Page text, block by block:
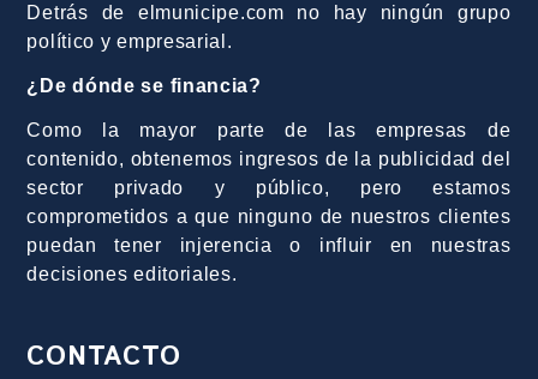
Detrás de elmunicipe.com no hay ningún grupo
político y empresarial.
¿De dónde se financia?
Como la mayor parte de las empresas de
contenido, obtenemos ingresos de la publicidad del
sector privado y público, pero estamos
comprometidos a que ninguno de nuestros clientes
puedan tener injerencia o influir en nuestras
decisiones editoriales.
CONTACTO